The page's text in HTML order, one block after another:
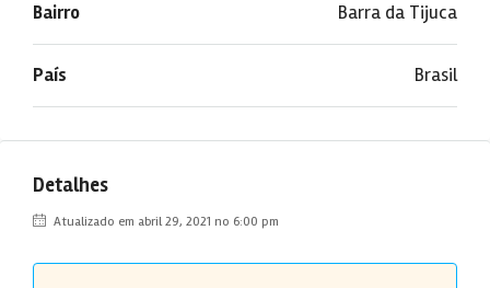
Bairro Barra da Tijuca
País Brasil
Detalhes
Atualizado em abril 29, 2021 no 6:00 pm